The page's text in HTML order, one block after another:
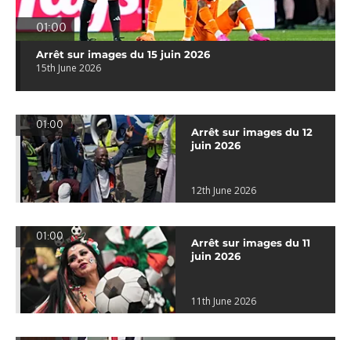
01:00
Arrêt sur images du 15 juin 2026
15th June 2026
01:00
Arrêt sur images du 12
juin 2026
12th June 2026
01:00
Arrêt sur images du 11
juin 2026
11th June 2026